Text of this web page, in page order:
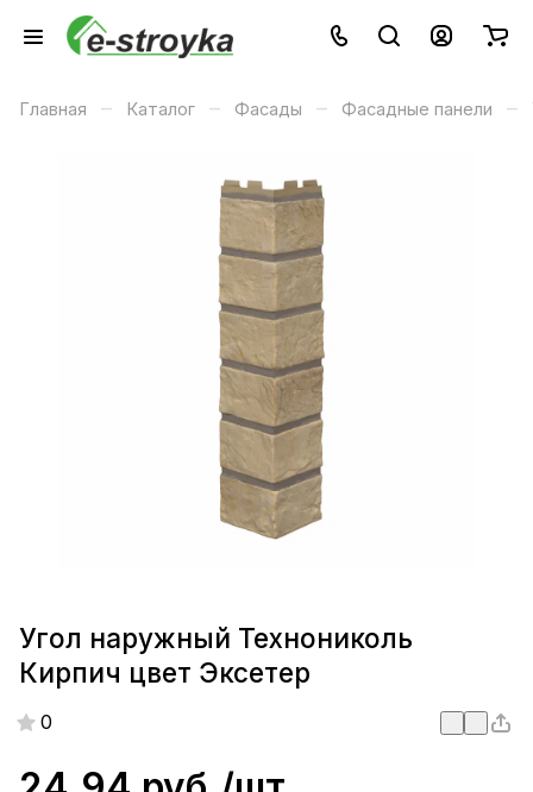
Главная – Каталог – Фасады – Фасадные панели –
Угол наружный Технониколь
Кирпич цвет Эксетер
0